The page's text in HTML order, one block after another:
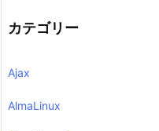
カテゴリー
Ajax
AlmaLinux